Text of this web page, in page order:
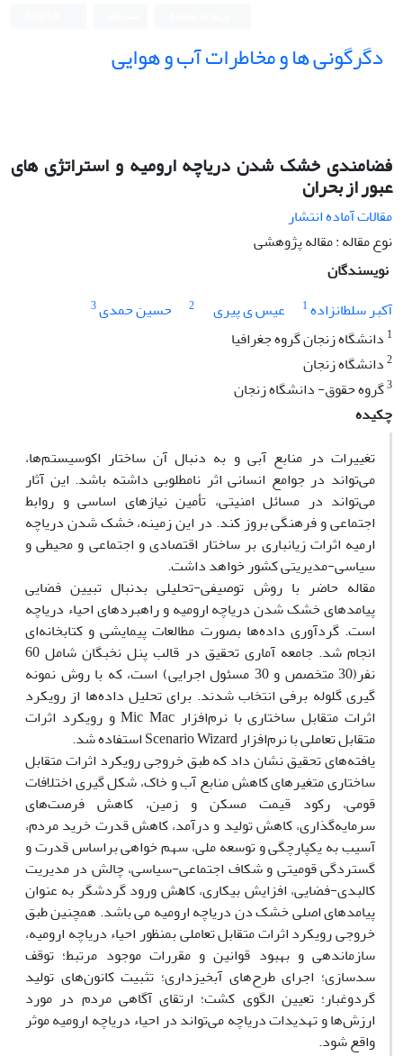
دگرگونی ها و مخاطرات آب و هوایی
فضامندی خشک شدن دریاچه ارومیه و استراتژی های
عبور از بحران
مقالات آماده انتشار
نوع مقاله : مقاله پژوهشی
نویسندگان
آکبر سلطانزاده1 عیس ی پیری 2 حسین حمدی3
1 دانشگاه زنجان گروه جغرافیا
2دانشگاه زنجان
3گروه حقوق- دانشگاه زنجان
چکیده
تغییرات در منابع آبی و به دنبال آن ساختار اکوسیستم‌ها،
می‌تواند در جوامع انسانی اثر نامطلوبی داشته باشد. این آثار
می‌تواند در مسائل امنیتی، تأمین نیازهای اساسی و روابط
اجتماعی و فرهنگی بروز کند. در این زمینه، خشک شدن دریاچه
ارمیه اثرات زیانباری بر ساختار اقتصادی و اجتماعی و محیطی و
سیاسی-مدیریتی کشور خواهد داشت.
مقاله حاضر با روش توصیفی-تحلیلی بدنبال تبیین فضایی
پیامدهای خشک شدن دریاچه ارومیه و راهبردهای احیاء دریاچه
است. گردآوری داده‌ها بصورت مطالعات پیمایشی و کتابخانه‌ای
انجام شد. جامعه آماری تحقیق در قالب پنل نخبگان شامل 60
نفر(30 متخصص و 30 مسئول اجرایی) است، که با روش نمونه
گیری گلوله برفی انتخاب شدند. برای تحلیل داده‌ها از رویکرد
اثرات متقابل ساختاری با نرم‌افزار Mic Mac و رویکرد اثرات
متقابل تعاملی با نرم‌افزار Scenario Wizard استفاده شد.
یافته‌های تحقیق نشان داد که طبق خروجی رویکرد اثرات متقابل
ساختاری متغیرهای کاهش منابع آب و خاک، شکل گیری اختلافات
قومی، رکود قیمت مسکن و زمین، کاهش فرصت‌های
سرمایه‌گذاری، کاهش تولید و درآمد، کاهش قدرت خرید مردم،
آﺳﯿﺐ ﺑﻪ ﯾﮑﭙﺎرﭼﮕﯽ و ﺗﻮﺳﻌﻪ ﻣﻠﯽ، سهم خواهی براساس قدرت و
گستردگی قومیتی و شکاف اجتماعی-سیاسی، چالش در ﻣﺪﯾﺮﯾﺖ
کالبدی-ﻓﻀﺎیی، اﻓﺰاﯾﺶ ﺑﯿﮑﺎری، ﮐﺎﻫﺶ ورود ﮔﺮدﺷﮕﺮ به عنوان
پیامدهای اصلی خشک دن دریاچه ارومیه می باشد. همچنین طبق
خروجی رویکرد اثرات متقابل تعاملی بمنظور احیاء دریاچه ارومیه،
سازماندهی و بهبود قوانین و مقررات موجود مرتبط؛ توقف
سدسازی؛ اجرای طرح‌های آبخیزداری؛ تثبیت کانون‌های تولید
گردوغبار؛ تعیین الگوی کشت؛ ارتقای آگاهی مردم در مورد
ارزش‌ها و تهدیدات دریاچه می‌تواند در احیاء دریاچه ارومیه موثر
واقع شود.